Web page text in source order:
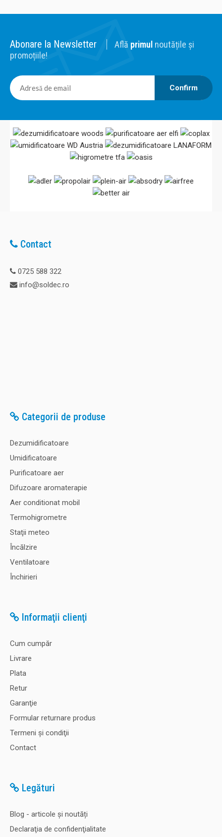
Abonare la Newsletter Află primul noutățile și
promoțiile!
Confirm
Contact
0725 588 322
info@soldec.ro
Categorii de produse
Dezumidificatoare
Umidificatoare
Purificatoare aer
Difuzoare aromaterapie
Aer conditionat mobil
Termohigrometre
Staţii meteo
Încălzire
Ventilatoare
Închirieri
Informaţii clienţi
Cum cumpăr
Livrare
Plata
Retur
Garanţie
Formular returnare produs
Termeni şi condiţii
Contact
Legături
Blog - articole și noutăți
Declaraţia de confidenţialitate